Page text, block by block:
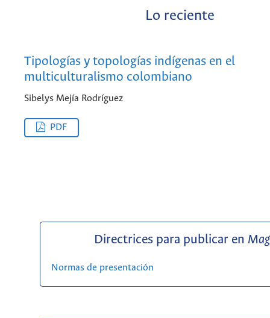
Lo reciente
Tipologías y topologías indígenas en el
multiculturalismo colombiano
Sibelys Mejía Rodríguez
PDF
Directrices para publicar en
Normas de presentación